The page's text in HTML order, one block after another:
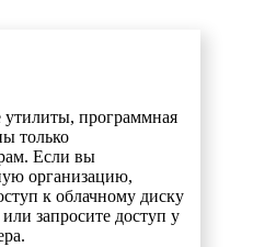
программная
только
Если вы
организацию,
к облачному диску
запросите доступ у